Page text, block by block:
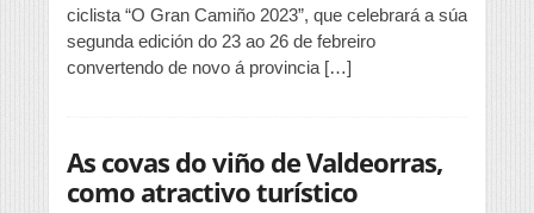
ciclista “O Gran Camiño 2023”, que celebrará a súa
segunda edición do 23 ao 26 de febreiro
convertendo de novo á provincia […]
As covas do viño de Valdeorras,
como atractivo turístico